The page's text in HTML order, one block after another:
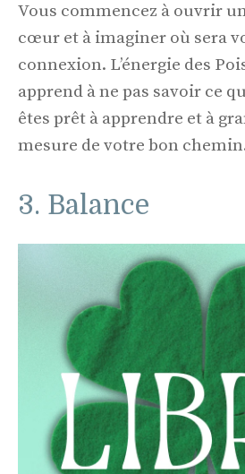
Vous commencez à ouvrir
cœur et à imaginer où sera
connexion. L’énergie des
apprend à ne pas savoir ce
êtes prêt à apprendre et à
mesure de votre bon
3. Balance